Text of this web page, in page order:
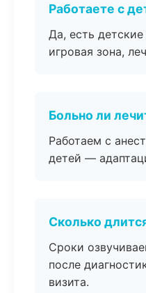
Работаете с
Да, есть
игровая зона,
Больно ли
Работаем с
детей —
Сколько
Сроки
после
визита.